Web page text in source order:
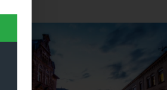
Dieses Produkt weist mehrere Varianten auf. Die Optionen können auf der Produktseite gewählt werden